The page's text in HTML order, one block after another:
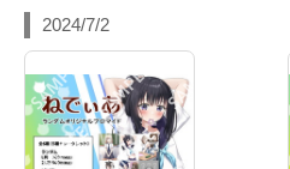
2024/7/2